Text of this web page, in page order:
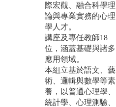
際宏觀、融合科學理
論與專業實務的心理
學人才。
講座及專任教師18
位，涵蓋基礎與諸多
應用領域。
本組立基於語文、藝
術、邏輯與數學等素
養，以普通心理學、
統計學、心理測驗、